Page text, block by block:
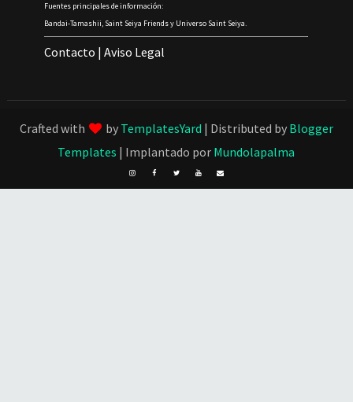
Fuentes principales de información:
Bandai-Tamashii, Saint Seiya Friends y Universo Saint Seiya.
Contacto |Aviso Legal
Crafted with by TemplatesYard | Distributed by Blogger
Templates | Implantado por Mundolapalma